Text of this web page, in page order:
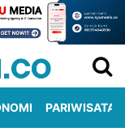
PARIWISATA